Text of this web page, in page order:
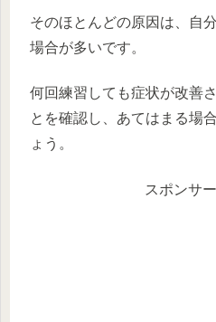
そのほとんどの原因は、自
場合が多いです。
何回練習しても症状が改善
とを確認し、あてはまる場
ょう。
スポンサ